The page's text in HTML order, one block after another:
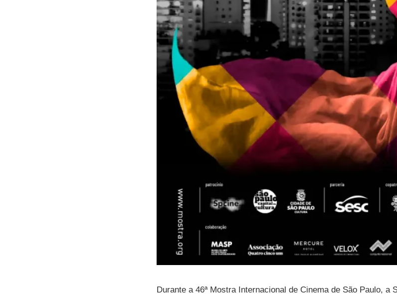
Durante a 46ª Mostra Internacional de Cinema de São Paulo, a